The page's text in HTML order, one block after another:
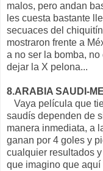
malos, pero andan
les cuesta bastante
secuaces del
mostraron frente a
a no ser la bomba,
dejar la X pelona...
8.ARABIA SAUDI-
Vaya película que
saudís dependen de
manera inmediata, a
ganan por 4 goles y
cualquier resultados
que imagino que